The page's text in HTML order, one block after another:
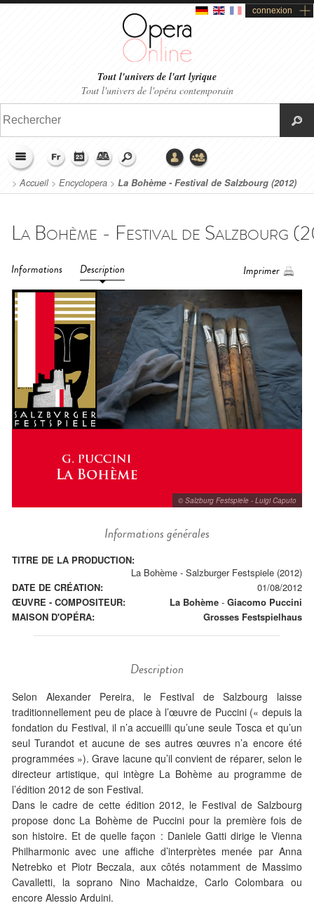
connexion
Tout l'univers de l'art lyrique
Tout l'univers de l'opéra contemporain
>Accueil> Encyclopera > La Bohème - Festival de Salzbourg (2012)
Informations Description Imprimer
© Salzburg Festspiele - Luigi Caputo
Informations générales
TITRE DE LA PRODUCTION:
La Bohème - Salzburger Festspiele (2012)
DATE DE CRÉATION:
01/08/2012
ŒUVRE - COMPOSITEUR:
La Bohème - Giacomo Puccini
MAISON D'OPÉRA:
Grosses Festspielhaus
Description
Selon Alexander Pereira, le Festival de Salzbourg laisse
traditionnellement peu de place à l’œuvre de Puccini (« depuis la
fondation du Festival, il n’a accueilli qu’une seule Tosca et qu’un
seul Turandot et aucune de ses autres œuvres n’a encore été
programmées »). Grave lacune qu’il convient de réparer, selon le
directeur artistique, qui intègre La Bohème au programme de
l’édition 2012 de son Festival.
Dans le cadre de cette édition 2012, le Festival de Salzbourg
propose donc La Bohème de Puccini pour la première fois de
son histoire. Et de quelle façon : Daniele Gatti dirige le Vienna
Philharmonic avec une affiche d’interprètes menée par Anna
Netrebko et Piotr Beczala, aux côtés notamment de Massimo
Cavalletti, la soprano Nino Machaidze, Carlo Colombara ou
encore Alessio Arduini.